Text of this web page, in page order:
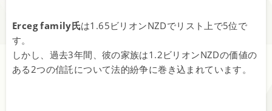
Erceg family氏は1.65ビリオンNZDでリスト上で5位で
す。
しかし、過去3年間、彼の家族は1.2ビリオンNZDの価値の
ある2つの信託について法的紛争に巻き込まれています。